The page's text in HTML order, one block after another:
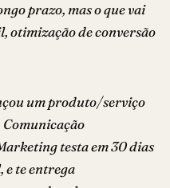
prazo, mas o que vai
otimização de conversão
um produto/serviço
Comunicação
testa em 30 dias
e te entrega